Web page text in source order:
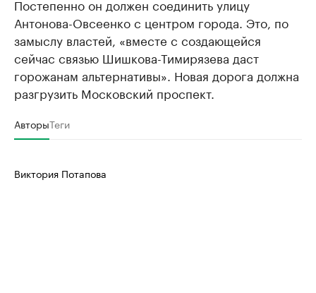
Постепенно он должен соединить улицу
Антонова-Овсеенко с центром города. Это, по
замыслу властей, «вместе с создающейся
сейчас связью Шишкова-Тимирязева даст
горожанам альтернативы». Новая дорога должна
разгрузить Московский проспект.
АвторыТеги
Виктория Потапова